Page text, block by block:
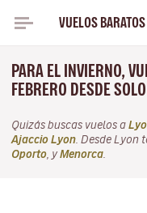
VUELOS BARATOS
PARA EL INVIERNO,
FEBRERO DESDE SOLO
Quizás buscas vuelos a
Ajaccio Lyon . Desde Lyon
Oporto , y Menorca